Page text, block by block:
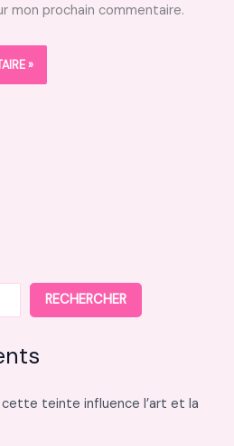
mon prochain commentaire.
RECHERCHER
teinte influence l’art et la